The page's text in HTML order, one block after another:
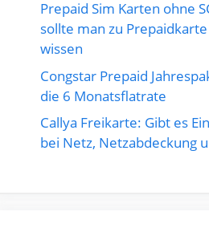
Prepaid Sim Karten ohne
sollte man zu
wissen
Congstar Prepaid
die 6 Monatsflatrate
Callya Freikarte: Gibt es
bei Netz, Netzabdeckung